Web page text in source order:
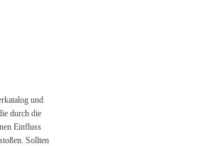
und
durch die
Einfluss
Sollten